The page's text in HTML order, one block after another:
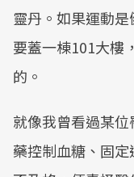
靈丹。如果運動是
要蓋一棟101大樓
的。
就像我曾看過某
藥控制血糖、固